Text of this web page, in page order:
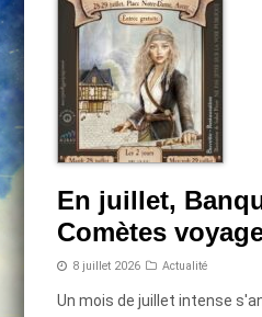
En juillet,
Comètes
8 juillet 2026 Actualité
Un mois de juillet intense